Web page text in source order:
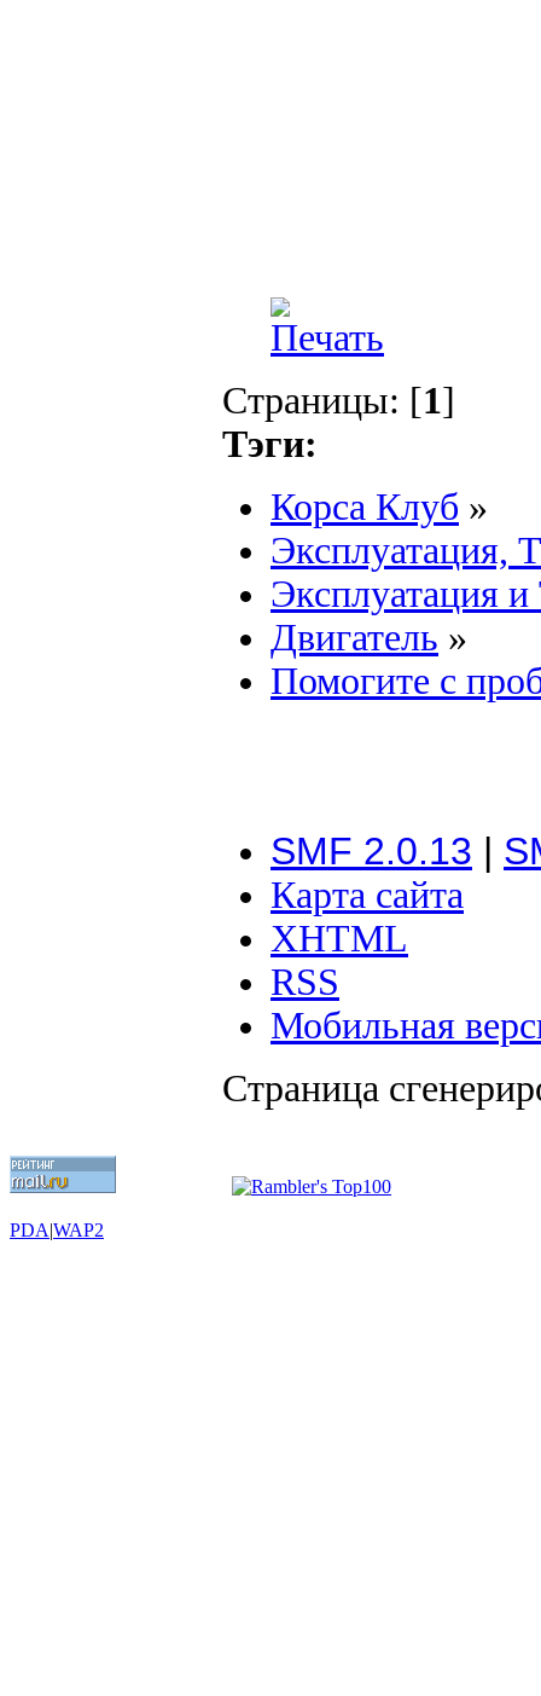
Страницы: [1]
Тэги:
Корса Клуб »
Эксплуатация,
Эксплуатация
Двигатель »
Помогите с
SMF 2.0.13 |
Карта сайта
XHTML
RSS
Мобильная
Страница
PDA|WAP2